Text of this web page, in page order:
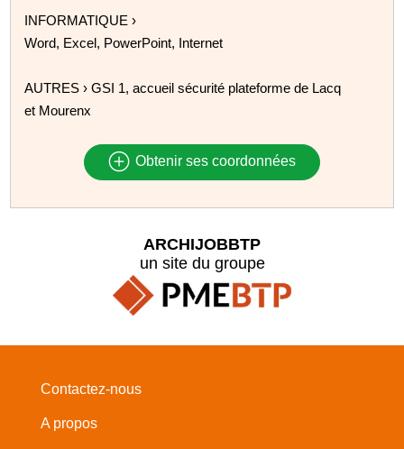
INFORMATIQUE ›
Word, Excel, PowerPoint, Internet
AUTRES › GSI 1, accueil sécurité plateforme de Lacq
et Mourenx
Obtenir ses coordonnées
ARCHIJOBBTP
un site du groupe
Contactez-nous
A propos